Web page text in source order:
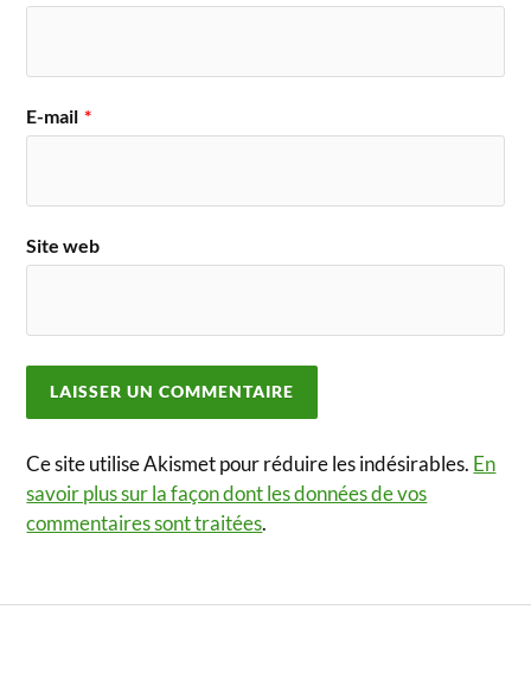
E-mail *
Site web
Ce site utilise Akismet pour réduire les indésirables. En
savoir plus sur la façon dont les données de vos
commentaires sont traitées.